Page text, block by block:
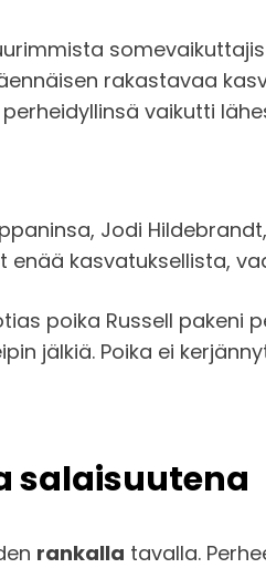
rakastavaa
vaikutti
Jodi
enää kasvatuksellista,
poika Russell
jälkiä. Poika ei
salaisuutena
rankalla tavalla.